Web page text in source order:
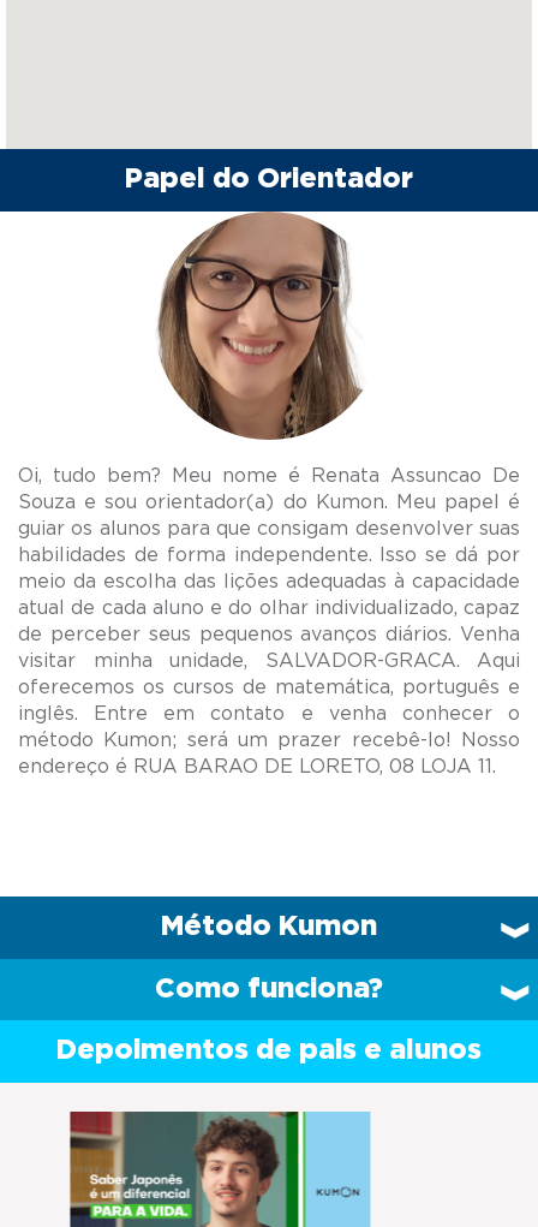
Papel do Orientador
Oi, tudo bem? Meu nome é Renata Assuncao De
Souza e sou orientador(a) do Kumon. Meu papel é
guiar os alunos para que consigam desenvolver suas
habilidades de forma independente. Isso se dá por
meio da escolha das lições adequadas à capacidade
atual de cada aluno e do olhar individualizado, capaz
de perceber seus pequenos avanços diários. Venha
visitar minha unidade, SALVADOR-GRACA. Aqui
oferecemos os cursos de matemática, português e
inglês. Entre em contato e venha conhecer o
método Kumon; será um prazer recebê-lo! Nosso
Método Kumon
Como funciona?
Depoimentos de pais e alunos
Previous
Perguntas